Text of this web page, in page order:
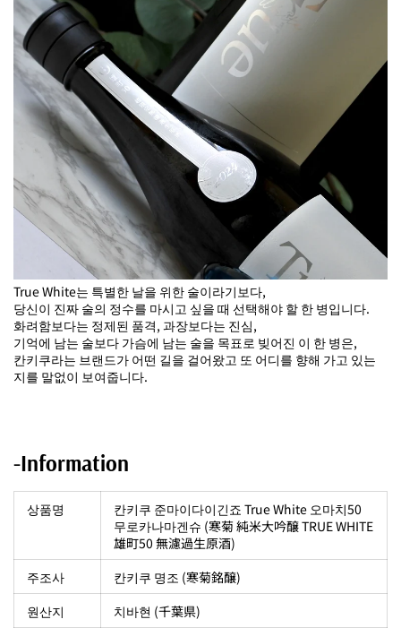
True White는 특별한 날을 위한 술이라기보다,
당신이 진짜 술의 정수를 마시고 싶을 때 선택해야 할 한 병입니다.
화려함보다는 정제된 품격, 과장보다는 진심,
기억에 남는 술보다 가슴에 남는 술을 목표로 빚어진 이 한 병은,
칸키쿠라는 브랜드가 어떤 길을 걸어왔고 또 어디를 향해 가고 있는
지를 말없이 보여줍니다.
-Information
상품명
칸키쿠 준마이다이긴죠 True White 오마치50
무로카나마겐슈 (寒菊 純米大吟醸 TRUE WHITE
雄町50 無濾過生原酒)
주조사
칸키쿠 명조 (寒菊銘醸)
원산지
치바현 (千葉県)